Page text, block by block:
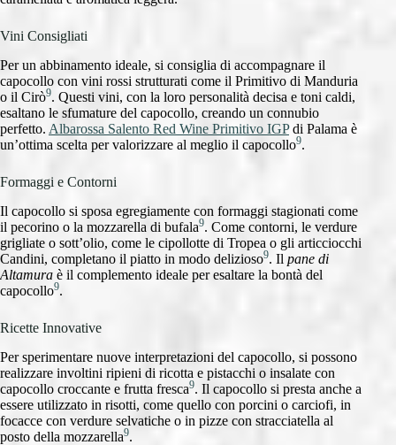
Vini Consigliati
Per un abbinamento ideale, si consiglia di accompagnare il
capocollo con vini rossi strutturati come il Primitivo di Manduria
o il Cirò9. Questi vini, con la loro personalità decisa e toni caldi,
esaltano le sfumature del capocollo, creando un connubio
perfetto. Albarossa Salento Red Wine Primitivo IGPdi Palama è
un’ottima scelta per valorizzare al meglio il capocollo9.
Formaggi e Contorni
Il capocollo si sposa egregiamente con formaggi stagionati come
il pecorino o la mozzarella di bufala9. Come contorni, le verdure
grigliate o sott’olio, come le cipollotte di Tropea o gli articciocchi
Candini, completano il piatto in modo delizioso9. Il pane di
Altamura è il complemento ideale per esaltare la bontà del
capocollo9.
Ricette Innovative
Per sperimentare nuove interpretazioni del capocollo, si possono
realizzare involtini ripieni di ricotta e pistacchi o insalate con
capocollo croccante e frutta fresca9. Il capocollo si presta anche a
essere utilizzato in risotti, come quello con porcini o carciofi, in
focacce con verdure selvatiche o in pizze con stracciatella al
posto della mozzarella9.